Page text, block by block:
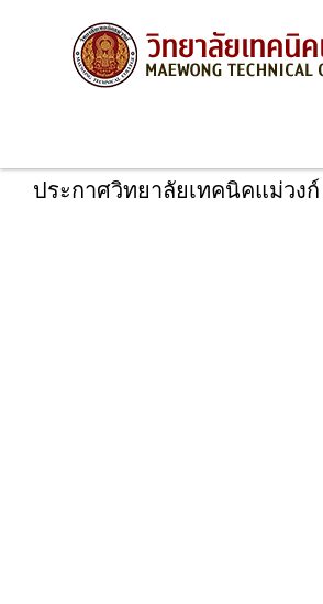
ประกาศวิทยาลัยเทคนิคแม่วงก์